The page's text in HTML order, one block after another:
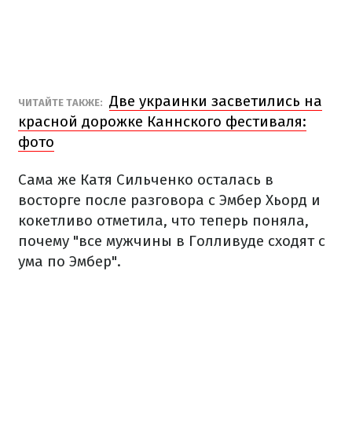
ЧИТАЙТЕ ТАКЖЕ: Две украинки засветились на
красной дорожке Каннского фестиваля:
фото
Сама же Катя Сильченко осталась в
восторге после разговора с Эмбер Хьорд и
кокетливо отметила, что теперь поняла,
почему "все мужчины в Голливуде сходят с
ума по Эмбер".